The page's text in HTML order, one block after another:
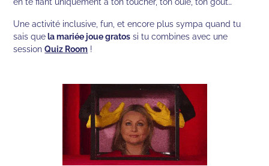
Une activité inclusive, fun, et encore plus sympa quand tu
sais quela mariée joue gratos si tu combines avec une
sessionQuiz Room !